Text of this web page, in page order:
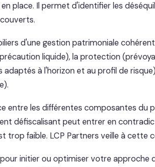
place. Il permet d'identifier les
d'une gestion patrimoniale
liquide), la protection
adaptés à l'horizon et au profil de
entre les différentes composantes du
défiscalisant peut entrer en
trop faible. LCP Partners veille à cette
initier ou optimiser votre